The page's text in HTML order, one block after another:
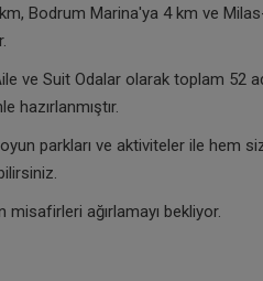
Bodrum Marina'ya 4 km ve
ve Suit Odalar olarak toplam 52
hazırlanmıştır.
parkları ve aktiviteler ile hem
ağırlamayı bekliyor.